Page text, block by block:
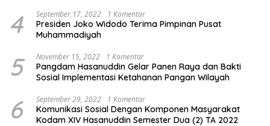
4 September 17, 2022 1 Komentar
Presiden Joko Widodo Terima Pimpinan Pusat
Muhammadiyah
5 November 15, 2022 1 Komentar
Pangdam Hasanuddin Gelar Panen Raya dan Bakti
Sosial Implementasi Ketahanan Pangan Wilayah
6 September 29, 2022 1 Komentar
Komunikasi Sosial Dengan Komponen Masyarakat
Kodam XIV Hasanuddin Semester Dua (2) TA 2022